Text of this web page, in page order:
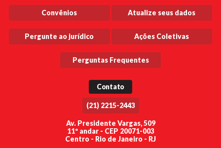
Convênios Atualize seus dados
Pergunte ao jurídico Ações Coletivas
Perguntas Frequentes
Contato
(21) 2215-2443
Av. Presidente Vargas, 509
11º andar - CEP 20071-003
Centro - Rio de Janeiro - RJ